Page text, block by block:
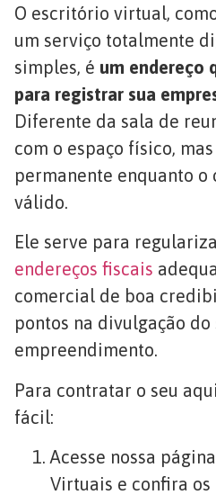
O escritório virtual,
um serviço totalmente
simples, é um endereço
para registrar sua
Diferente da sala de
com o espaço físico,
permanente enquanto o
válido.
Ele serve para
endereços fiscais
comercial de boa
pontos na divulgação do
empreendimento.
Para contratar o seu
fácil:
Acesse nossa
Virtuais e confira